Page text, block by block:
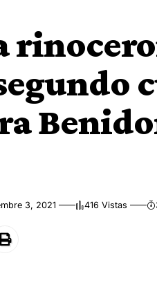
3, 2021 416 Vistas